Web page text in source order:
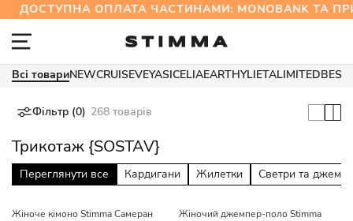
ДОСТУПНА ОПЛАТА ЧАСТИНАМИ: MONOBANK
Всі товариNEWCRUISEVEYASICELIAEARTHYLIETALIMITED
Фільтр (0) 268 товарів
Трикотаж {SOSTAV}
Переглянути все Кардигани Жилетки Светри та
Жіноче кімоно Stimma Самеран
Жіночий джемпер-поло Stimma